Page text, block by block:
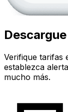
Verifique tarifas
establezca
mucho más.